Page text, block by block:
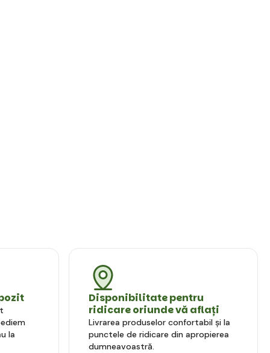
la
Disponibilitate pentru
ridicare oriunde vă aflați
Livrarea produselor confortabil și la
punctele de ridicare din apropierea
dumneavoastră.